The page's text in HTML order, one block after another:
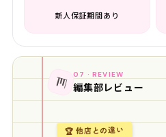
新人保証期間あり
📊 07 · REVIEW
編集部レビュー
🏆 他店との違い